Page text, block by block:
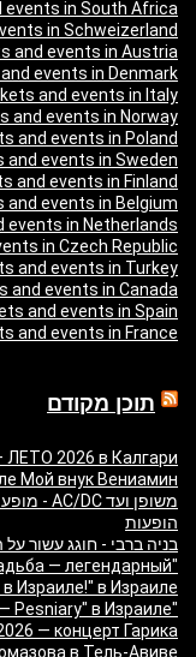
events in South Africa
in Schweizerland
and events in Austria
events in Denmark
and events in Italy
and events in Norway
and events in Poland
and events in Sweden
and events in Finland
and events in Belgium
events in Netherlands
in Czech Republic
and events in Turkey
and events in Canada
and events in Spain
and events in France
תוכן מקודם
ЛЕТО 2026 в Калгари
Мой внук Вениамин
הופעות
בניה ברבי - חוגג עשור על הבמות! 2026 -
— легендарный
Израиле!" в Израиле
"Песняры — Pesniary" в Израиле
— концерт Гарика
в Тель-Авиве